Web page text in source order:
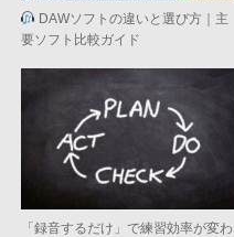
DAWソフトの違いと選び方｜主
要ソフト比較ガイド
「録音するだけ」で練習効率が変わ